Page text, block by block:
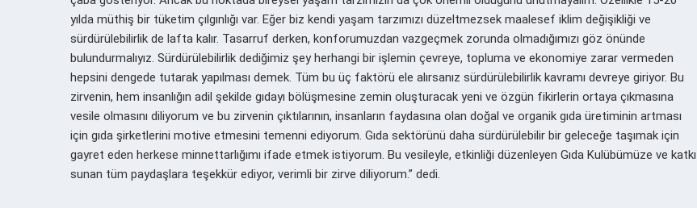
yılda müthiş bir tüketim çılgınlığı var. Eğer biz kendi yaşam tarzımızı düzeltmezsek maalesef iklim değişikliği ve
sürdürülebilirlik de lafta kalır. Tasarruf derken, konforumuzdan vazgeçmek zorunda olmadığımızı göz önünde
bulundurmalıyız. Sürdürülebilirlik dediğimiz şey herhangi bir işlemin çevreye, topluma ve ekonomiye zarar vermeden
hepsini dengede tutarak yapılması demek. Tüm bu üç faktörü ele alırsanız sürdürülebilirlik kavramı devreye giriyor. Bu
zirvenin, hem insanlığın adil şekilde gıdayı bölüşmesine zemin oluşturacak yeni ve özgün fikirlerin ortaya çıkmasına
vesile olmasını diliyorum ve bu zirvenin çıktılarının, insanların faydasına olan doğal ve organik gıda üretiminin artması
için gıda şirketlerini motive etmesini temenni ediyorum. Gıda sektörünü daha sürdürülebilir bir geleceğe taşımak için
gayret eden herkese minnettarlığımı ifade etmek istiyorum. Bu vesileyle, etkinliği düzenleyen Gıda Kulübümüze ve katkı
sunan tüm paydaşlara teşekkür ediyor, verimli bir zirve diliyorum.” dedi.